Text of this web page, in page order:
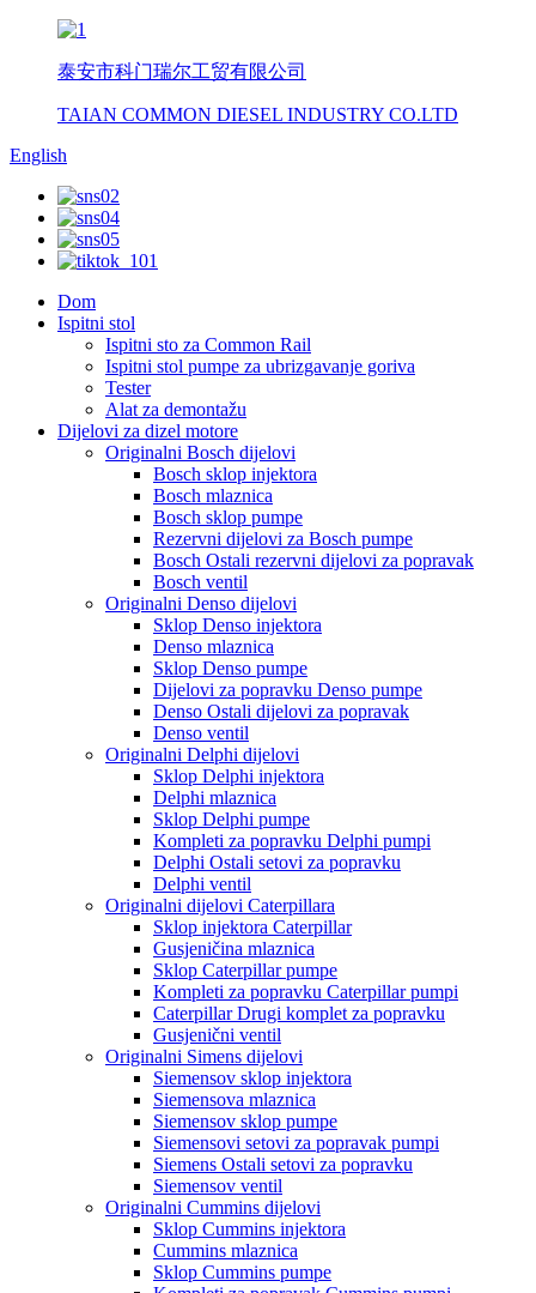
泰安市科门瑞尔工贸有限公司
TAIAN COMMON DIESEL INDUSTRY CO.LTD
English
Dom
Ispitni stol
Ispitni sto za Common Rail
Ispitni stol pumpe za ubrizgavanje goriva
Tester
Alat za demontažu
Dijelovi za dizel motore
Originalni Bosch dijelovi
Bosch sklop injektora
Bosch mlaznica
Bosch sklop pumpe
Rezervni dijelovi za Bosch pumpe
Bosch Ostali rezervni dijelovi za popravak
Bosch ventil
Originalni Denso dijelovi
Sklop Denso injektora
Denso mlaznica
Sklop Denso pumpe
Dijelovi za popravku Denso pumpe
Denso Ostali dijelovi za popravak
Denso ventil
Originalni Delphi dijelovi
Sklop Delphi injektora
Delphi mlaznica
Sklop Delphi pumpe
Kompleti za popravku Delphi pumpi
Delphi Ostali setovi za popravku
Delphi ventil
Originalni dijelovi Caterpillara
Sklop injektora Caterpillar
Gusjeničina mlaznica
Sklop Caterpillar pumpe
Kompleti za popravku Caterpillar pumpi
Caterpillar Drugi komplet za popravku
Gusjenični ventil
Originalni Simens dijelovi
Siemensov sklop injektora
Siemensova mlaznica
Siemensov sklop pumpe
Siemensovi setovi za popravak pumpi
Siemens Ostali setovi za popravku
Siemensov ventil
Originalni Cummins dijelovi
Sklop Cummins injektora
Cummins mlaznica
Sklop Cummins pumpe